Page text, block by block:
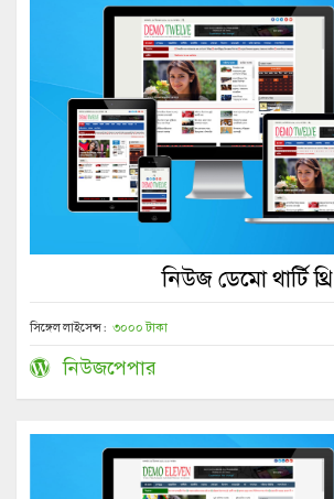
নিউজ ডেমো থার্টি থ্রি
সিঙ্গেল লাইসেন্স : ৩০০০ টাকা
নিউজপেপার